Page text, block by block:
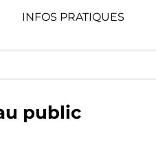
INFOS PRATIQUES
public